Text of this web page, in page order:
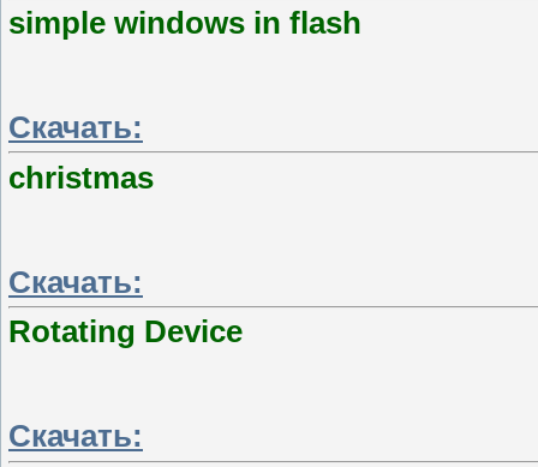
simple windows in flash
Скачать:
christmas
Скачать:
Rotating Device
Скачать: